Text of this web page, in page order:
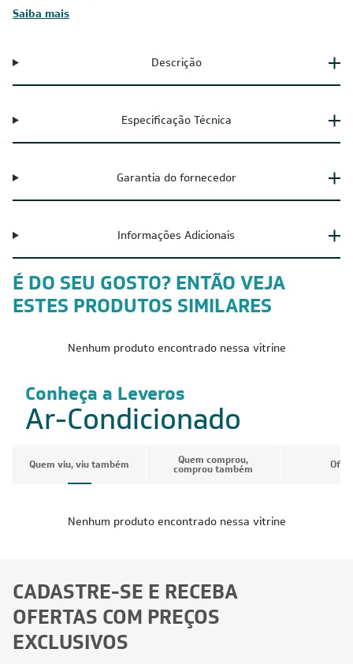
Saiba mais
Descrição
Especificação Técnica
Garantia do fornecedor
Informações Adicionais
É DO SEU GOSTO? ENTÃO VEJA
ESTES PRODUTOS SIMILARES
Nenhum produto encontrado nessa vitrine
Conheça a Leveros
Ar-Condicionado
Quem viu, viu também Quem comprou,
comprou também
Nenhum produto encontrado nessa vitrine
CADASTRE-SE E RECEBA
OFERTAS COM PREÇOS
EXCLUSIVOS